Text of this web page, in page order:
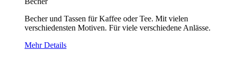
Becher und Tassen für Kaffee oder Tee. Mit vielen
verschiedensten Motiven. Für viele verschiedene Anlässe.
Mehr Details